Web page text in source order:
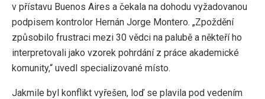
v přístavu Buenos Aires a čekala na dohodu vyžadovanou
podpisem kontrolor Hernán Jorge Montero. „Zpoždění
způsobilo frustraci mezi 30 vědci na palubě a někteří ho
interpretovali jako vzorek pohrdání z práce akademické
komunity,“ uvedl specializované místo.
Jakmile byl konflikt vyřešen, loď se plavila pod vedením